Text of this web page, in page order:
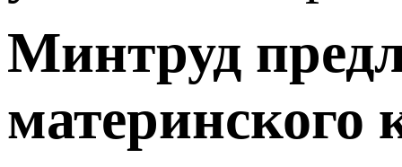
Минтруд
материнского